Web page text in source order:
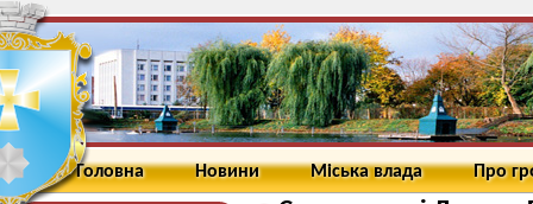
Головна Новини Міська влада Про